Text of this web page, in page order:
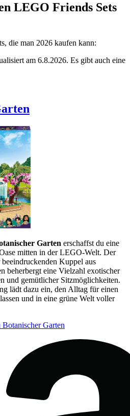
LEGO Friends Sets
die man 2026 kaufen kann:
am 6.8.2026. Es gibt auch eine
Garten erschaffst du eine
mitten in der LEGO-Welt. Der
Kuppel aus
beherbergt eine Vielzahl exotischer
und gemütlicher Sitzmöglichkeiten.
lädt dazu ein, den Alltag für einen
und in eine grüne Welt voller
Garten